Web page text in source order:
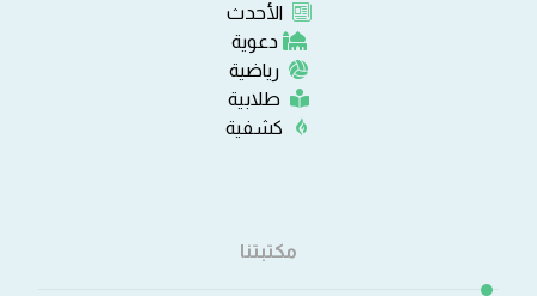
الأحدث
دعوية
رياضية
طلابية
كشفية
مكتبتنا